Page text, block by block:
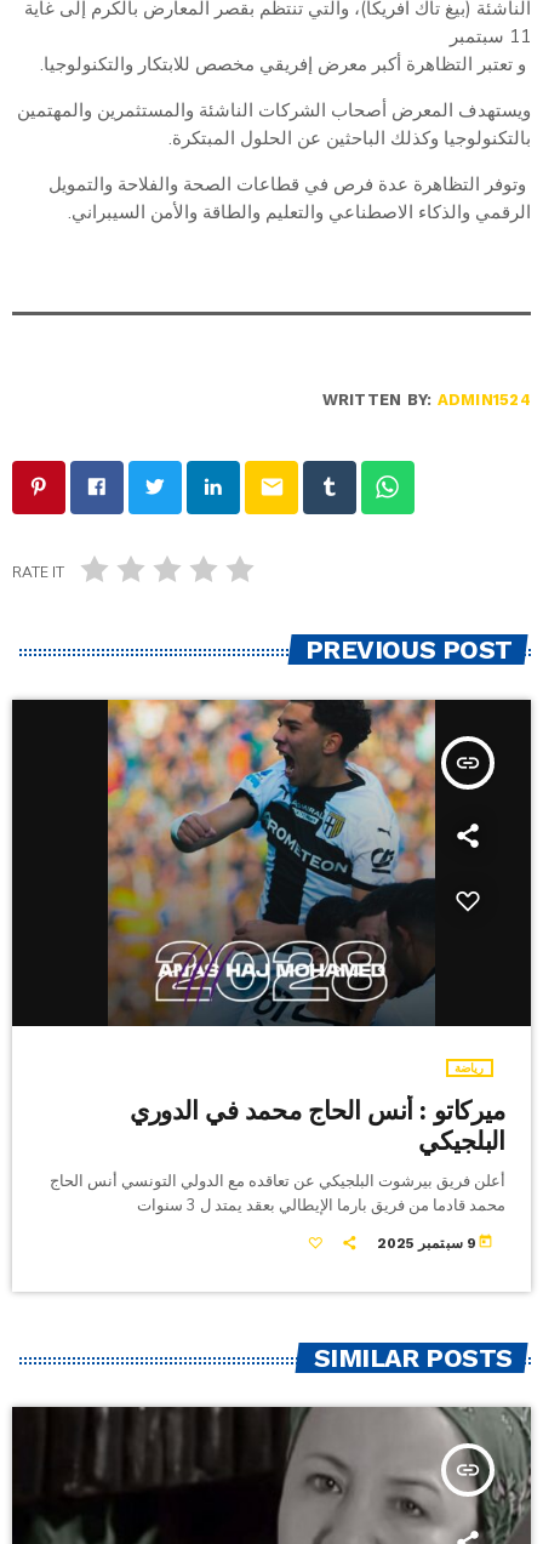
الناشئة (بيغ تاك افريكا)، والتي تنتظم بقصر المعارض بالكرم إلى غاية
11 سبتمبر
و تعتبر التظاهرة أكبر معرض إفريقي مخصص للابتكار والتكنولوجيا.
ويستهدف المعرض أصحاب الشركات الناشئة والمستثمرين والمهتمين
بالتكنولوجيا وكذلك الباحثين عن الحلول المبتكرة.
وتوفر التظاهرة عدة فرص في قطاعات الصحة والفلاحة والتمويل
الرقمي والذكاء الاصطناعي والتعليم والطاقة والأمن السيبراني.
WRITTEN BY: ADMIN1524
email
RATE IT
PREVIOUS POST
insert_link
رياضة
ميركاتو : أنس الحاج محمد في الدوري
البلجيكي
أعلن فريق بيرشوت البلجيكي عن تعاقده مع الدولي التونسي أنس الحاج
محمد قادما من فريق بارما الإيطالي بعقد يمتد ل 3 سنوات
today 9 سبتمبر 2025
SIMILAR POSTS
insert_link